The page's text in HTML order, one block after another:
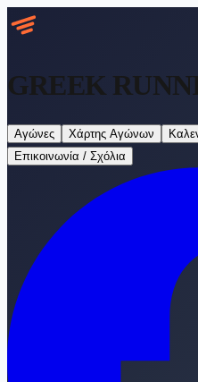
GREEK
Αγώνες Χάρτης Αγώνων
Επικοινωνία / Σχόλια